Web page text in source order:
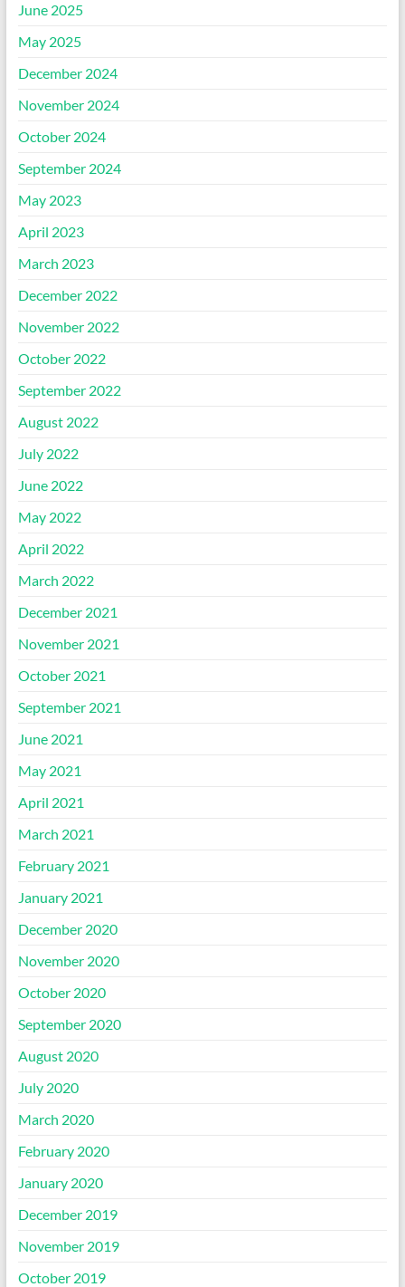
June 2025
May 2025
December 2024
November 2024
October 2024
September 2024
May 2023
April 2023
March 2023
December 2022
November 2022
October 2022
September 2022
August 2022
July 2022
June 2022
May 2022
April 2022
March 2022
December 2021
November 2021
October 2021
September 2021
June 2021
May 2021
April 2021
March 2021
February 2021
January 2021
December 2020
November 2020
October 2020
September 2020
August 2020
July 2020
March 2020
February 2020
January 2020
December 2019
November 2019
October 2019